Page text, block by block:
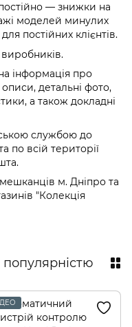
— знижки на
моделей минулих
постійних клієнтів.
виробників.
інформація про
детальні фото,
а також докладні
службою до
по всій території
м. Дніпро та
"Колекція
популярністю